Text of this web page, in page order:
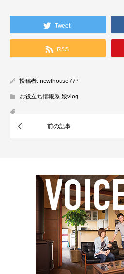
Tweet
RSS
投稿者: newlhouse777
お役立ち情報系 娘vlog